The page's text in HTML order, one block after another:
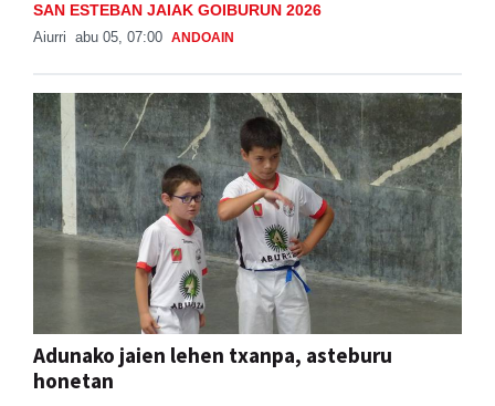
SAN ESTEBAN JAIAK GOIBURUN 2026
Aiurri abu 05, 07:00 ANDOAIN
Adunako jaien lehen txanpa, asteburu
honetan